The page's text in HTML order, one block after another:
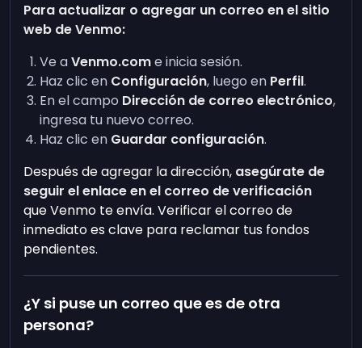
Para actualizar o agregar un correo en el sitio
web de Venmo:
Ve aVenmo.come inicia sesión.
Haz clic en Configuración, luego en Perfil.
En el campo Dirección de correo electrónico,
ingresa tu nuevo correo.
Haz clic en Guardar configuración.
Después de agregar la dirección, asegúrate de
seguir el enlace en el correo de verificación
que Venmo te envía. Verificar el correo de
inmediato es clave para reclamar tus fondos
pendientes.
¿Y si puse un correo que es de otra
persona?